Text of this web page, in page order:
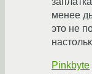
менее
это не
Pinkbyte